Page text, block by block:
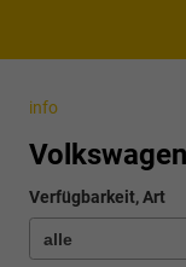
info
Verfügbarkeit, Art